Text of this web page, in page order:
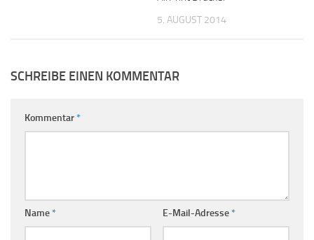
5. AUGUST 2014
SCHREIBE EINEN KOMMENTAR
Kommentar*
Name* E-Mail-Adresse*